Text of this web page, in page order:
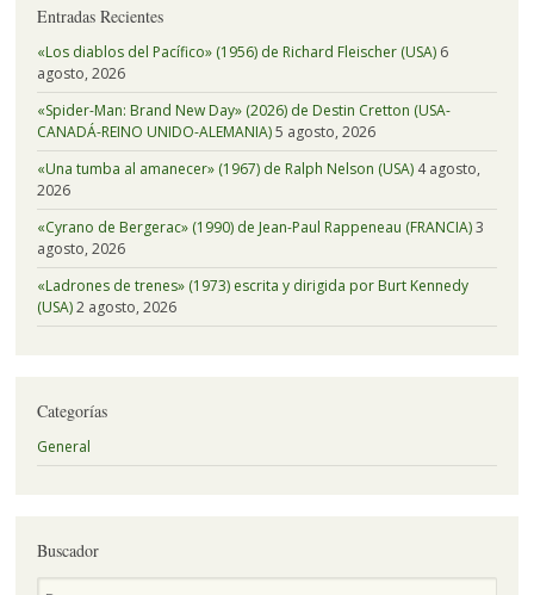
Entradas Recientes
«Los diablos del Pacífico» (1956) de Richard Fleischer (USA) 6
agosto, 2026
«Spider-Man: Brand New Day» (2026) de Destin Cretton (USA-
CANADÁ-REINO UNIDO-ALEMANIA)5 agosto, 2026
«Una tumba al amanecer» (1967) de Ralph Nelson (USA) 4 agosto,
2026
«Cyrano de Bergerac» (1990) de Jean-Paul Rappeneau (FRANCIA)3
agosto, 2026
«Ladrones de trenes» (1973) escrita y dirigida por Burt Kennedy
(USA)2 agosto, 2026
Categorías
General
Buscador